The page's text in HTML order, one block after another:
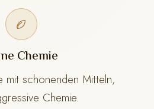
Chemie
mit schonenden Mitteln,
Chemie.